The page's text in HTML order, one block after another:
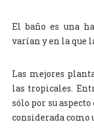
El baño es una
varían y en la que
Las mejores
las tropicales.
sólo por su
considerada